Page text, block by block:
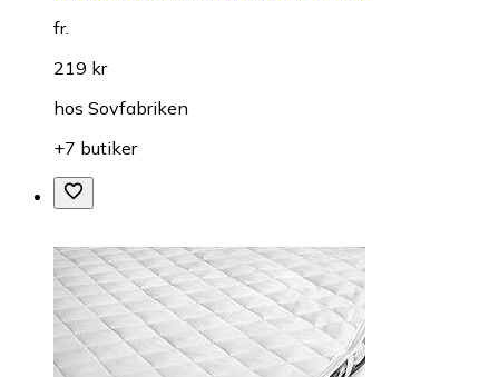
fr.
219 kr
hos Sovfabriken
+7 butiker